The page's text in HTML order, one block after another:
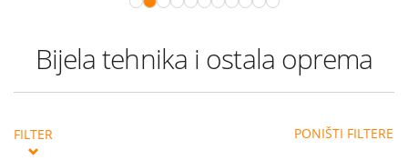
Uređaji
Akcije
super pokloni!
Bijela tehnika i ostala oprema
FILTER PONIŠTI FILTERE